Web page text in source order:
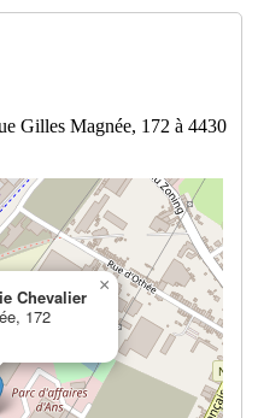
Gilles Magnée, 172 à 4430
Chevalier
172
×